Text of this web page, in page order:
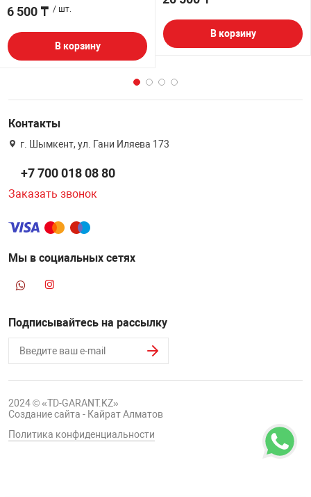
6 500 ₸ / шт.
В корзину
В корзину
Контакты
г. Шымкент, ул. Гани Иляева 173
+7 700 018 08 80
Заказать звонок
Мы в социальных сетях
Подписывайтесь на рассылку
2024 © «TD-GARANT.KZ»
Создание сайта - Кайрат Алматов
Политика конфиденциальности